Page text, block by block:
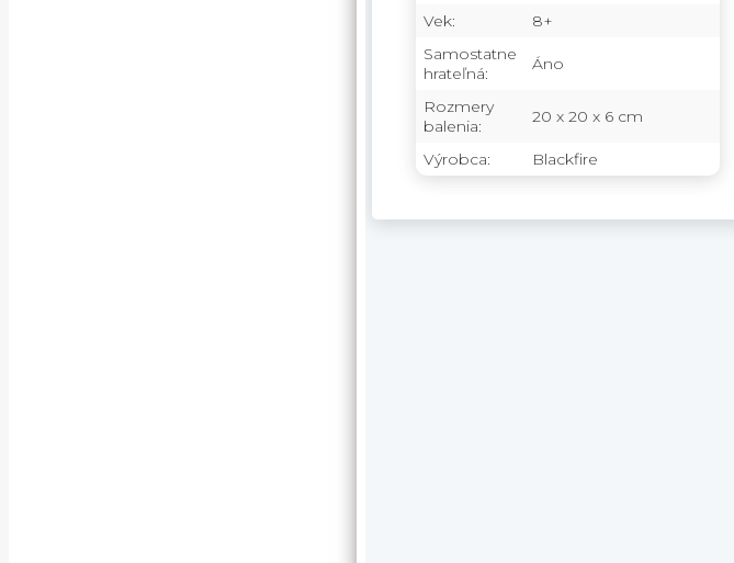
Vek:
8+
Samostatne
hrateľná:
Áno
Rozmery
balenia:
20 x 20 x 6 cm
Výrobca: Blackfire